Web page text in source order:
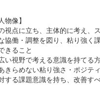
物像】
視点に立ち、主体的に考え、
協働・調整を図り、粘り強く
きること
い視野で考える意識を持てる
きらめない粘り強さ・ポジテ
する課題意識を持ち、改善す